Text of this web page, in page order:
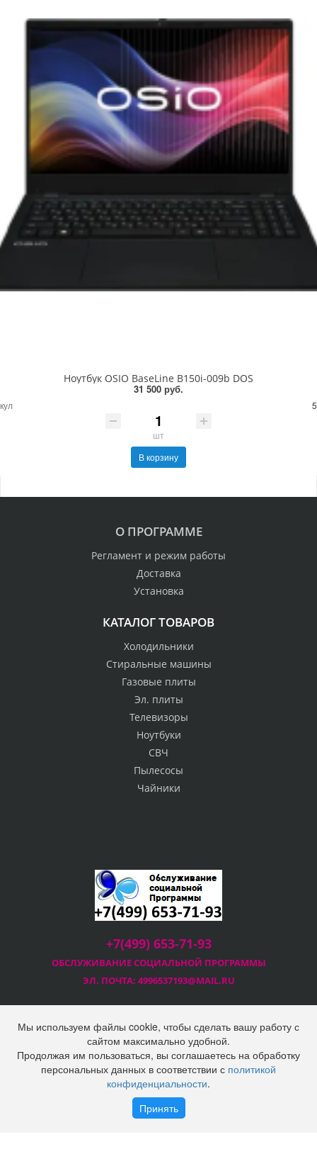
Ноутбук OSIO BaseLine B150i-009b DOS
31 500 руб.
шт
В корзину
О ПРОГРАММЕ
Регламент и режим работы
Доставка
Установка
КАТАЛОГ ТОВАРОВ
Холодильники
Стиральные машины
Газовые плиты
Эл. плиты
Телевизоры
Ноутбуки
СВЧ
Пылесосы
Чайники
+7(499) 653-71-93
ОБСЛУЖИВАНИЕ СОЦИАЛЬНОЙ ПРОГРАММЫ
ЭЛ. ПОЧТА: 4996537193@MAIL.RU
2025 © Социальная программа Правительства Москвы
ООО "Технопром"
Политика конфиденциальности
Наверх
на сумму0 руб.
Мы используем файлы cookie, чтобы сделать вашу работу с
сайтом максимально удобной.
Продолжая им пользоваться, вы соглашаетесь на обработку
персональных данных в соответствии с политикой
конфиденциальности.
Принять